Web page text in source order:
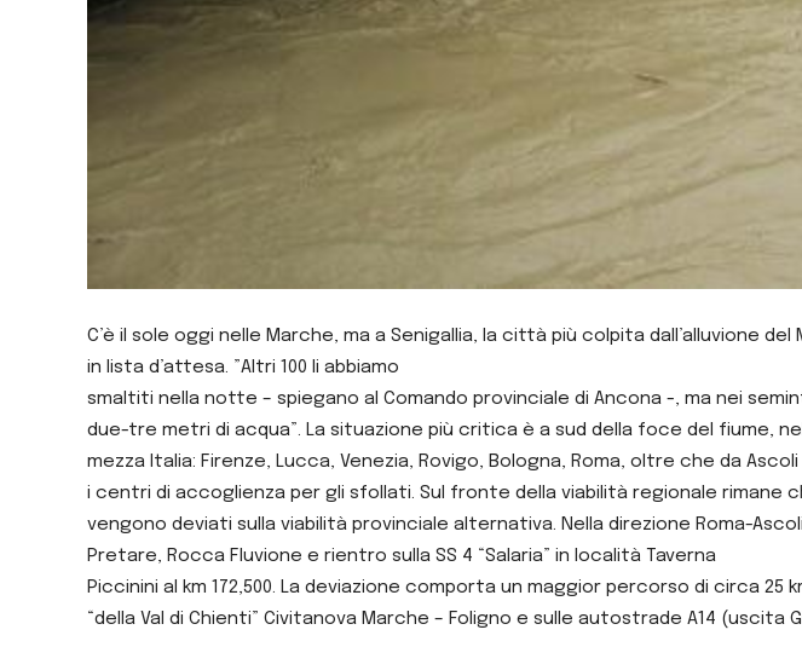
C’è il sole oggi nelle Marche, ma a Senigallia, la città più colpita dall’alluvione
in lista d’attesa. ”Altri 100 li abbiamo
smaltiti nella notte – spiegano al Comando provinciale di Ancona -, ma nei
due-tre metri di acqua”. La situazione più critica è a sud della foce del fiume,
mezza Italia: Firenze, Lucca, Venezia, Rovigo, Bologna, Roma, oltre che da
i centri di accoglienza per gli sfollati. Sul fronte della viabilità regionale rimane
vengono deviati sulla viabilità provinciale alternativa. Nella direzione Roma-
Pretare, Rocca Fluvione e rientro sulla SS 4 “Salaria” in località Taverna
Piccinini al km 172,500. La deviazione comporta un maggior percorso di circa
“della Val di Chienti” Civitanova Marche – Foligno e sulle autostrade A14 (uscita